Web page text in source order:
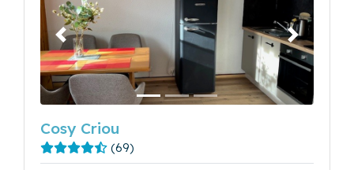
Précédent Suivant
Cosy Criou
(69)